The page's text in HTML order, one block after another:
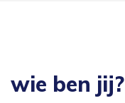
wie ben jij?